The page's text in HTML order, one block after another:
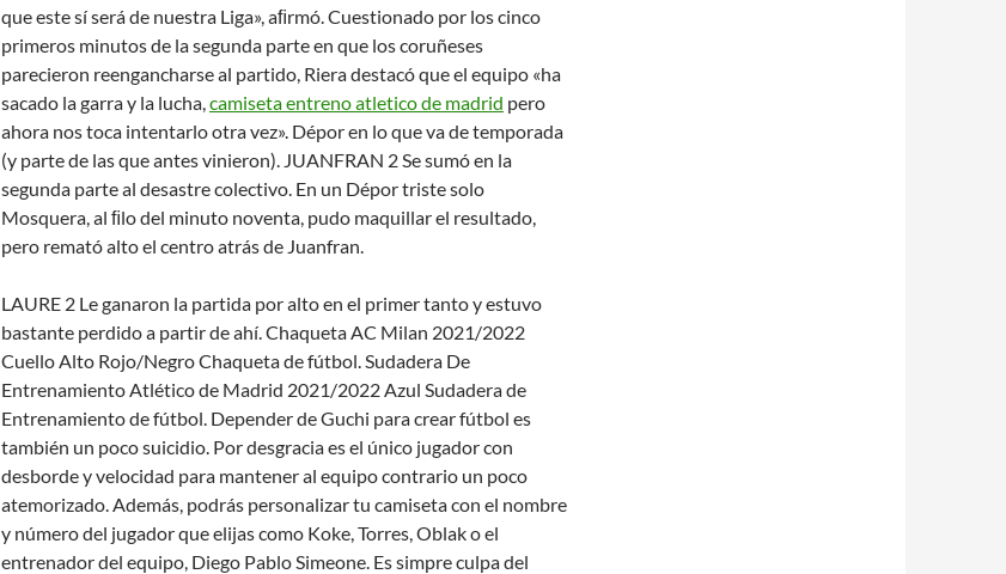
que este sí será de nuestra Liga», aﬁrmó. Cuestionado por los cinco
primeros minutos de la segunda parte en que los coruñeses
parecieron reengancharse al partido, Riera destacó que el equipo «ha
sacado la garra y la lucha,camiseta entreno atletico de madrid pero
ahora nos toca intentarlo otra vez». Dépor en lo que va de temporada
(y parte de las que antes vinieron). JUANFRAN 2 Se sumó en la
segunda parte al desastre colectivo. En un Dépor triste solo
Mosquera, al ﬁlo del minuto noventa, pudo maquillar el resultado,
pero remató alto el centro atrás de Juanfran.
LAURE 2 Le ganaron la partida por alto en el primer tanto y estuvo
bastante perdido a partir de ahí. Chaqueta AC Milan 2021/2022
Cuello Alto Rojo/Negro Chaqueta de fútbol. Sudadera De
Entrenamiento Atlético de Madrid 2021/2022 Azul Sudadera de
Entrenamiento de fútbol. Depender de Guchi para crear fútbol es
también un poco suicidio. Por desgracia es el único jugador con
desborde y velocidad para mantener al equipo contrario un poco
atemorizado. Además, podrás personalizar tu camiseta con el nombre
y número del jugador que elijas como Koke, Torres, Oblak o el
entrenador del equipo, Diego Pablo Simeone. Es simpre culpa del